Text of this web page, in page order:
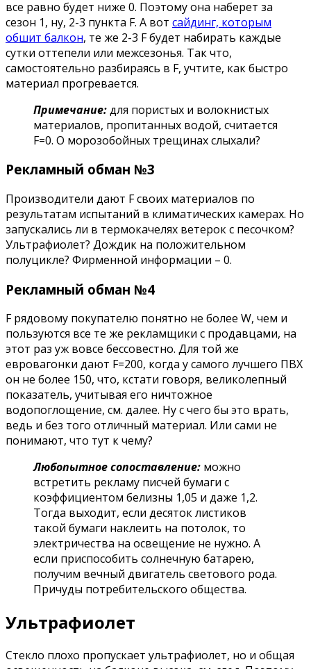
все равно будет ниже 0. Поэтому она наберет за
сезон 1, ну, 2-3 пункта F. А вот сайдинг, которым
обшит балкон, те же 2-3 F будет набирать каждые
сутки оттепели или межсезонья. Так что,
самостоятельно разбираясь в F, учтите, как быстро
материал прогревается.
Примечание:для пористых и волокнистых
материалов, пропитанных водой, считается
F=0. О морозобойных трещинах слыхали?
Рекламный обман №3
Производители дают F своих материалов по
результатам испытаний в климатических камерах. Но
запускались ли в термокачелях ветерок с песочком?
Ультрафиолет? Дождик на положительном
полуцикле? Фирменной информации – 0.
Рекламный обман №4
F рядовому покупателю понятно не более W, чем и
пользуются все те же рекламщики с продавцами, на
этот раз уж вовсе бессовестно. Для той же
евровагонки дают F=200, когда у самого лучшего ПВХ
он не более 150, что, кстати говоря, великолепный
показатель, учитывая его ничтожное
водопоглощение, см. далее. Ну с чего бы это врать,
ведь и без того отличный материал. Или сами не
понимают, что тут к чему?
Любопытное сопоставление: можно
встретить рекламу писчей бумаги с
коэффициентом белизны 1,05 и даже 1,2.
Тогда выходит, если десяток листиков
такой бумаги наклеить на потолок, то
электричества на освещение не нужно. А
если приспособить солнечную батарею,
получим вечный двигатель светового рода.
Причуды потребительского общества.
Ультрафиолет
Стекло плохо пропускает ультрафиолет, но и общая